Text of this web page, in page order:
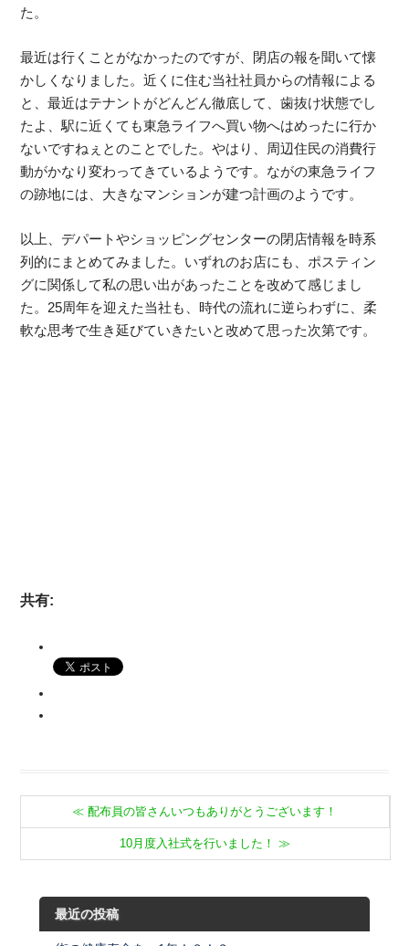
た。
最近は行くことがなかったのですが、閉店の報を聞いて懐
かしくなりました。近くに住む当社社員からの情報による
と、最近はテナントがどんどん徹底して、歯抜け状態でし
たよ、駅に近くても東急ライフへ買い物へはめったに行か
ないですねぇとのことでした。やはり、周辺住民の消費行
動がかなり変わってきているようです。ながの東急ライフ
の跡地には、大きなマンションが建つ計画のようです。
以上、デパートやショッピングセンターの閉店情報を時系
列的にまとめてみました。いずれのお店にも、ポスティン
グに関係して私の思い出があったことを改めて感じまし
た。25周年を迎えた当社も、時代の流れに逆らわずに、柔
軟な思考で生き延びていきたいと改めて思った次第です。
共有:
≪ 配布員の皆さんいつもありがとうございます！
10月度入社式を行いました！≫
最近の投稿